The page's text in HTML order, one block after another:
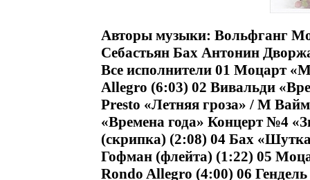
Авторы музыки: Вольфганг
Себастьян Бах Антонин
Все исполнители 01 Моцарт
Allegro (6:03) 02 Вивальди
Presto «Летняя гроза» / М
«Времена года» Концерт №4
(скрипка) (2:08) 04 Бах
Гофман (флейта) (1:22) 05
Rondo Allegro (4:00) 06